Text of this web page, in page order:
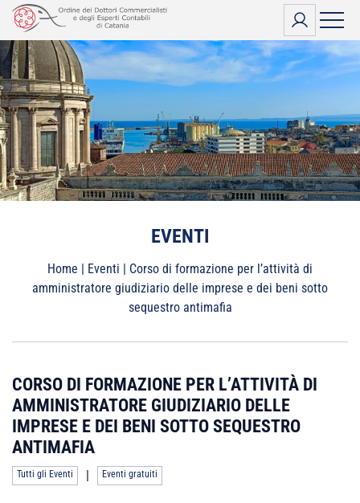
Vai
contenuto
EVENTI
Home | Eventi | Corso di formazione per l’attività di
amministratore giudiziario delle imprese e dei beni sotto
sequestro antimafia
CORSO DI FORMAZIONE PER L’ATTIVITÀ DI
AMMINISTRATORE GIUDIZIARIO DELLE
IMPRESE E DEI BENI SOTTO SEQUESTRO
ANTIMAFIA
Tutti gli Eventi | Eventi gratuiti